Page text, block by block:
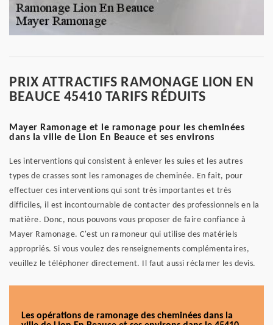
PRIX ATTRACTIFS RAMONAGE LION EN
BEAUCE 45410 TARIFS RÉDUITS
Mayer Ramonage et le ramonage pour les cheminées
dans la ville de Lion En Beauce et ses environs
Les interventions qui consistent à enlever les suies et les autres
types de crasses sont les ramonages de cheminée. En fait, pour
effectuer ces interventions qui sont très importantes et très
difficiles, il est incontournable de contacter des professionnels en la
matière. Donc, nous pouvons vous proposer de faire confiance à
Mayer Ramonage. C'est un ramoneur qui utilise des matériels
appropriés. Si vous voulez des renseignements complémentaires,
veuillez le téléphoner directement. Il faut aussi réclamer les devis.
Les opérations de ramonage des cheminées dans la